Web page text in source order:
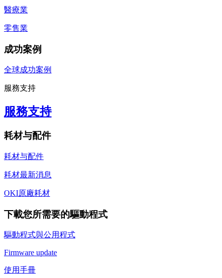
醫療業
零售業
成功案例
全球成功案例
服務支持
服務支持
耗材与配件
耗材与配件
耗材最新消息
OKI原廠耗材
下載您所需要的驅動程式
驅動程式與公用程式
Firmware update
使用手冊